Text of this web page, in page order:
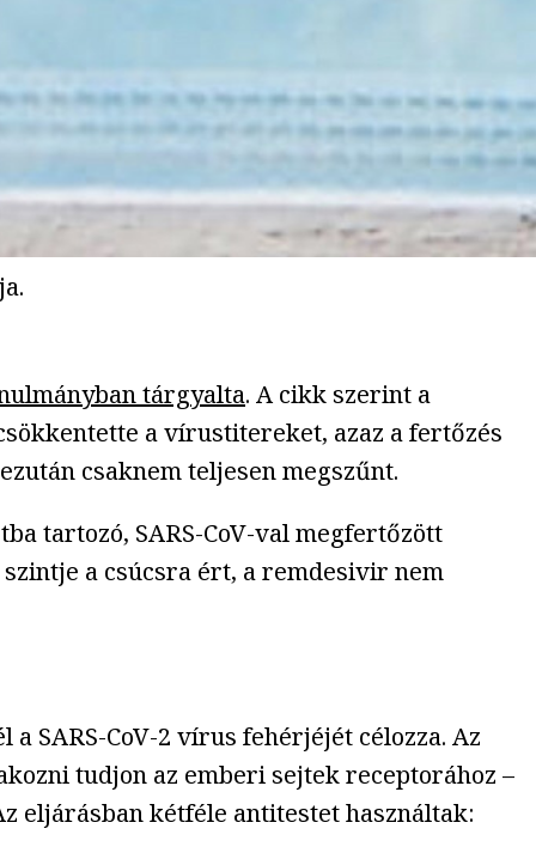
tárgyalta. A cikk szerint a
a vírustitereket, azaz a fertőzés
csaknem teljesen megszűnt.
tartozó, SARS-CoV-val megfertőzött
a csúcsra ért, a remdesivir nem
SARS-CoV-2 vírus fehérjéjét célozza. Az
tudjon az emberi sejtek receptorához –
eljárásban kétféle antitestet használtak: